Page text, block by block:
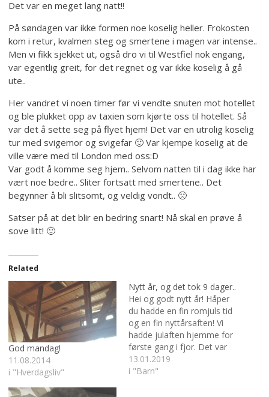
Det var en meget lang natt!!
På søndagen var ikke formen noe koselig heller. Frokosten
kom i retur, kvalmen steg og smertene i magen var intense..
Men vi fikk sjekket ut, også dro vi til Westfiel nok engang,
var egentlig greit, for det regnet og var ikke koselig å gå
ute..
Her vandret vi noen timer før vi vendte snuten mot hotellet
og ble plukket opp av taxien som kjørte oss til hotellet. Så
var det å sette seg på flyet hjem! Det var en utrolig koselig
tur med svigemor og svigefar 🙂 Var kjempe koselig at de
ville være med til London med oss:D
Var godt å komme seg hjem.. Selvom natten til i dag ikke har
vært noe bedre.. Sliter fortsatt med smertene.. Det
begynner å bli slitsomt, og veldig vondt.. 🙁
Satser på at det blir en bedring snart! Nå skal en prøve å
sove litt! 🙂
Related
God mandag!
11.08.2014
i "Hverdagsliv"
Nytt år, og det tok 9 dager..
Hei og godt nytt år! Håper
du hadde en fin romjuls tid
og en fin nyttårsaften! Vi
hadde julaften hjemme for
første gang i fjor. Det var
veldig hyggelig og litt
spesielt. Litt rart å lage all
13.01.2019
i "Barn"